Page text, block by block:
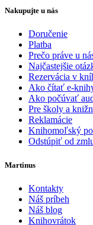
Nakupujte u nás
Doručenie
Platba
Prečo práve u
Najčastejšie
Rezervácia v
Ako čítať e-
Ako počúvať
Pre školy a
Reklamácie
Knihomoľský
Odstúpiť od
Martinus
Kontakty
Náš príbeh
Náš blog
Knihovrátok